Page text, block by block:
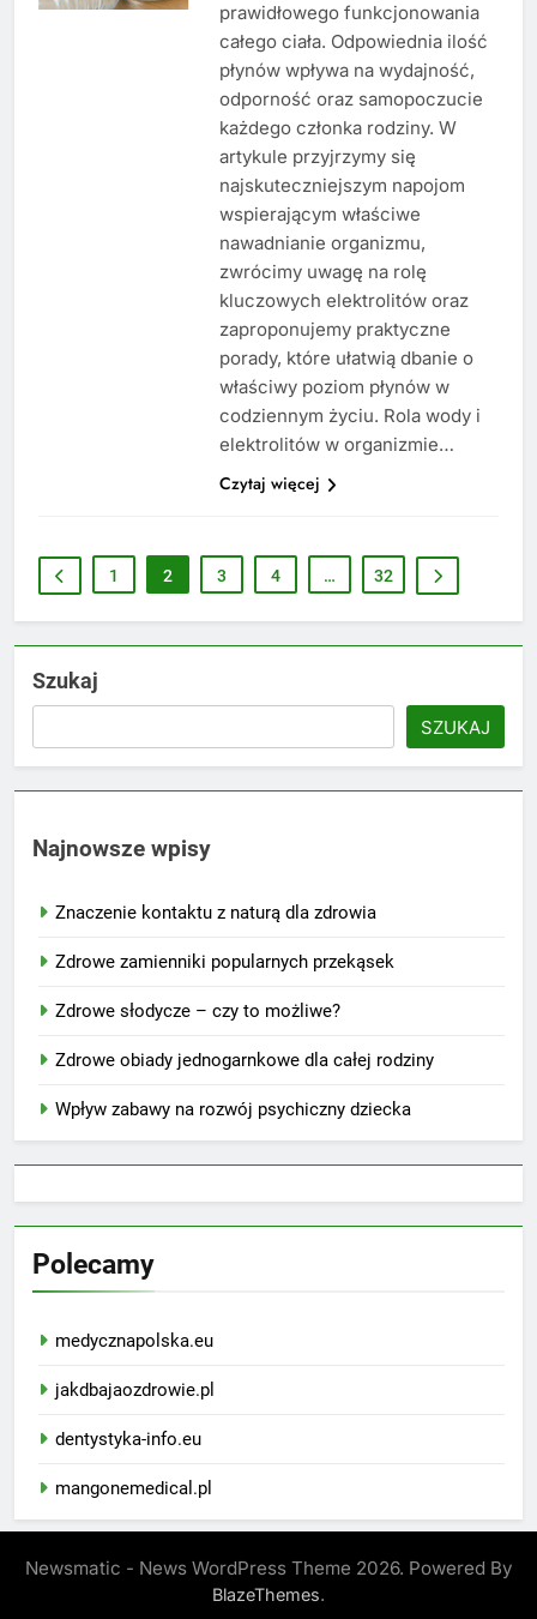
prawidłowego funkcjonowania
całego ciała. Odpowiednia ilość
płynów wpływa na wydajność,
odporność oraz samopoczucie
każdego członka rodziny. W
artykule przyjrzymy się
najskuteczniejszym napojom
wspierającym właściwe
nawadnianie organizmu,
zwrócimy uwagę na rolę
kluczowych elektrolitów oraz
zaproponujemy praktyczne
porady, które ułatwią dbanie o
właściwy poziom płynów w
codziennym życiu. Rola wody i
elektrolitów w organizmie…
Czytaj więcej
1 2 3 4 … 32
Szukaj
SZUKAJ
Najnowsze wpisy
Znaczenie kontaktu z naturą dla zdrowia
Zdrowe zamienniki popularnych przekąsek
Zdrowe słodycze – czy to możliwe?
Zdrowe obiady jednogarnkowe dla całej rodziny
Wpływ zabawy na rozwój psychiczny dziecka
Polecamy
medycznapolska.eu
jakdbajaozdrowie.pl
dentystyka-info.eu
mangonemedical.pl
Newsmatic - News WordPress Theme 2026. Powered By
BlazeThemes.